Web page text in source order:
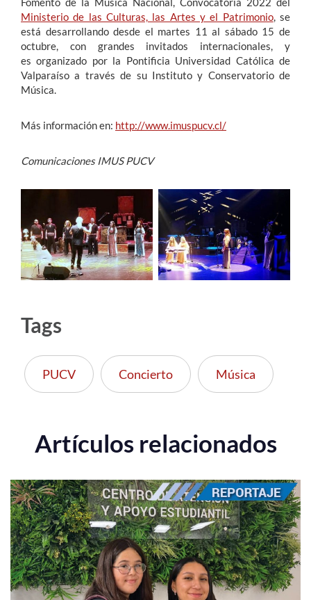
Ministerio de las Culturas, las Artes y el Patrimonio, se
está desarrollando desde el martes 11 al sábado 15 de
octubre, con grandes invitados internacionales, y
es organizado por la Pontificia Universidad Católica de
Valparaíso a través de su Instituto y Conservatorio de
Música.
Más información en: http://www.imuspucv.cl/
Comunicaciones IMUS PUCV
Tags
PUCV Concierto Música
Artículos relacionados